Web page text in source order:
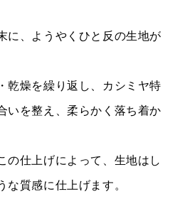
、ようやくひと反の生地が
燥を繰り返し、カシミヤ特
を整え、柔らかく落ち着か
仕上げによって、生地はし
質感に仕上げます。